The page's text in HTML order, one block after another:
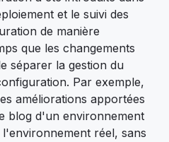
et le suivi des
de manière
que les changements
séparer la gestion du
Par exemple,
améliorations apportées
blog d'un environnement
réel, sans